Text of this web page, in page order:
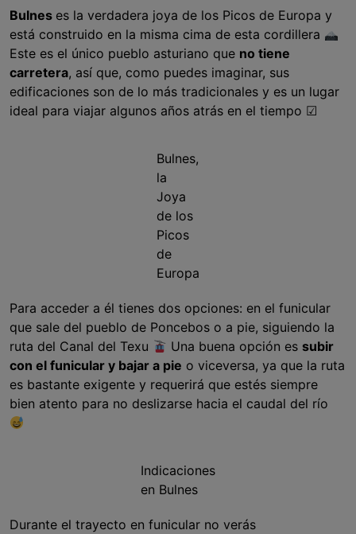
Bulnes es la verdadera joya de los Picos de Europa y
está construido en la misma cima de esta cordillera
Este es el único pueblo asturiano que no tiene
carretera, así que, como puedes imaginar, sus
edificaciones son de lo más tradicionales y es un lugar
ideal para viajar algunos años atrás en el tiempo ☑
Bulnes,
la
Joya
de los
Picos
de
Europa
Para acceder a él tienes dos opciones: en el funicular
que sale del pueblo de Poncebos o a pie, siguiendo la
ruta del Canal del Texu
Una buena opción es subir
con el funicular y bajar a pie o viceversa, ya que la ruta
es bastante exigente y requerirá que estés siempre
bien atento para no deslizarse hacia el caudal del río
Indicaciones
en Bulnes
Durante el trayecto en funicular no verás